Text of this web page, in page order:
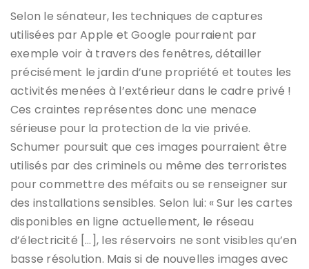
Selon le sénateur, les techniques de captures
utilisées par Apple et Google pourraient par
exemple voir à travers des fenêtres, détailler
précisément le jardin d’une propriété et toutes les
activités menées à l’extérieur dans le cadre privé !
Ces craintes représentes donc une menace
sérieuse pour la protection de la vie privée.
Schumer poursuit que ces images pourraient être
utilisés par des criminels ou même des terroristes
pour commettre des méfaits ou se renseigner sur
des installations sensibles. Selon lui: « Sur les cartes
disponibles en ligne actuellement, le réseau
d’électricité […], les réservoirs ne sont visibles qu’en
basse résolution. Mais si de nouvelles images avec